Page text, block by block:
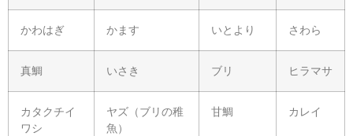
かわはぎ かます いとより さわら
真鯛 いさき ブリ ヒラマサ
カタクチイ
ワシ
ヤズ（ブリの稚
魚）
甘鯛 カレイ